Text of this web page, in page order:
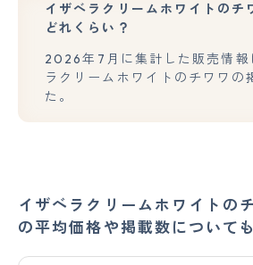
イザベラクリームホワイトのチ
どれくらい？
2026年7月に集計した販売情報
ラクリームホワイトのチワワの
た。
イザベラクリームホワイトの
の平均価格や掲載数について